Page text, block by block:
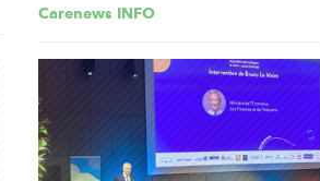
Carenews INFO